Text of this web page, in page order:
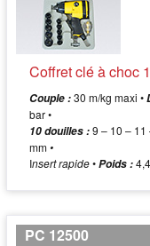
Coffret clé à choc
Couple :30 m/kg maxi •
bar •
10 douilles :9 – 10 – 11
mm •
Insert rapide•Poids :
PC 12500